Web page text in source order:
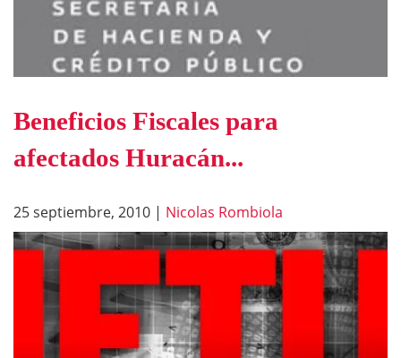
Beneficios Fiscales para
afectados Huracán...
25 septiembre, 2010 | Nicolas Rombiola